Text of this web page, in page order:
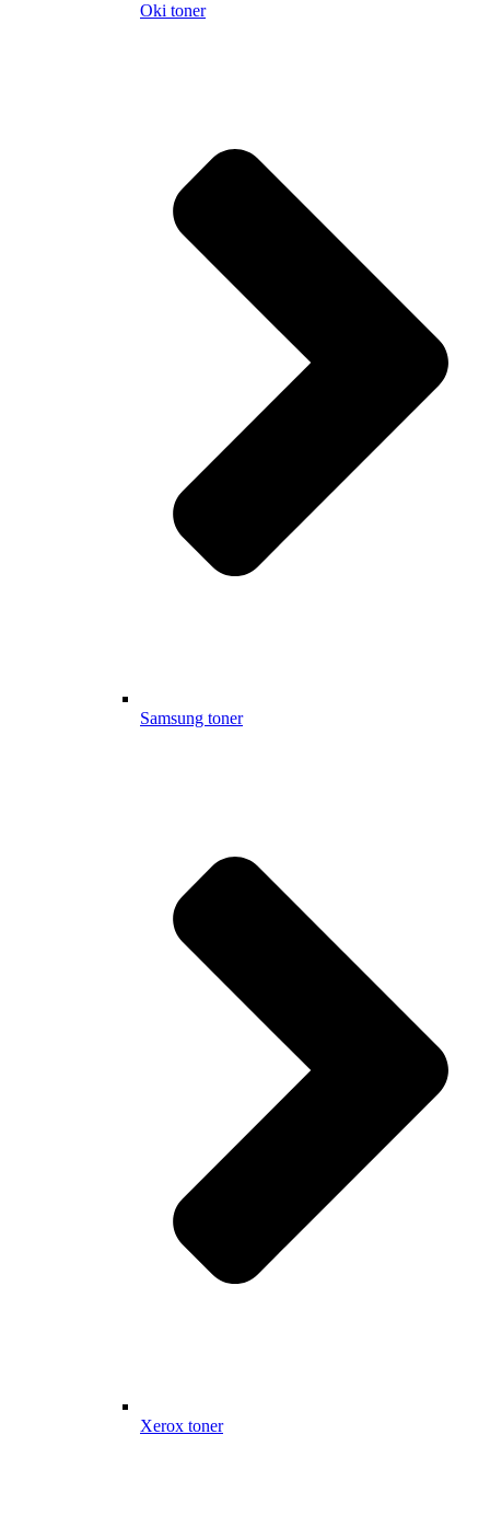
Oki toner
Samsung toner
Xerox toner